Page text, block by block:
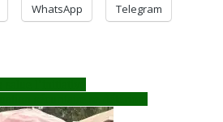
WhatsApp Telegram